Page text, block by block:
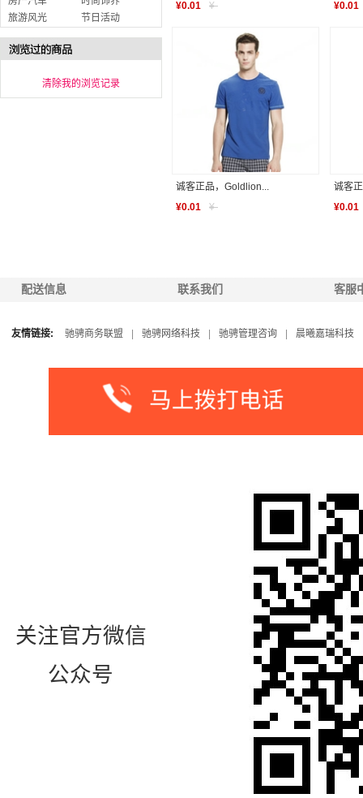
旅游风光
节日活动
清除我的浏览记录
¥0.01 ¥-
¥0.01
诚客正品，Goldlion...
¥0.01 ¥-
诚客
¥0.01
配送信息 联系我们 客服
友情链接: 驰骋商务联盟 驰骋网络科技 驰骋管理咨询 晨曦嘉瑞科技
关注官方微信
公众号